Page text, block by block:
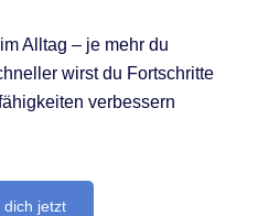
Alltag – je mehr du
wirst du Fortschritte
verbessern
dich jetzt